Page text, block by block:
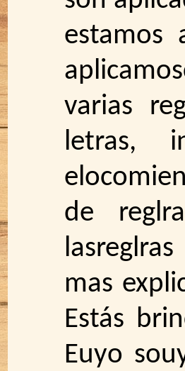
estamos
varias
letras,
de
mas
Estás
Euyo